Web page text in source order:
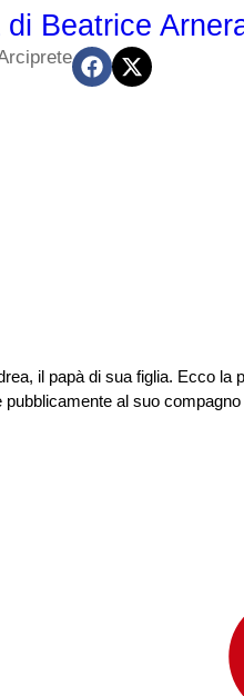
Beatrice
il papà di sua figlia. Ecco
al suo